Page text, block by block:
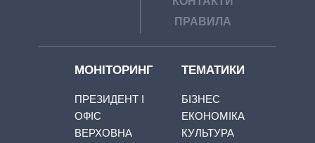
ПРАВИЛА
МОНІТОРИНГ
ПРЕЗИДЕНТ І
ОФІС
ВЕРХОВНА
ТЕМАТИКИ
БІЗНЕС
ЕКОНОМІКА
КУЛЬТУРА